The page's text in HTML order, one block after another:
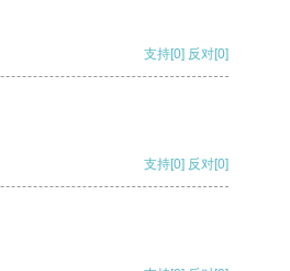
支持[0] 反对[0]
支持[0] 反对[0]